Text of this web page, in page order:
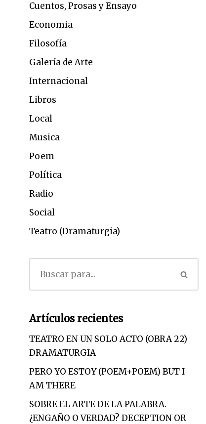
Cuentos, Prosas y Ensayo
Economia
Filosofía
Galería de Arte
Internacional
Libros
Local
Musica
Poem
Política
Radio
Social
Teatro (Dramaturgia)
Artículos recientes
TEATRO EN UN SOLO ACTO (OBRA 22)
DRAMATURGIA
PERO YO ESTOY (POEM+POEM) BUT I
AM THERE
SOBRE EL ARTE DE LA PALABRA.
¿ENGAÑO O VERDAD? DECEPTION OR